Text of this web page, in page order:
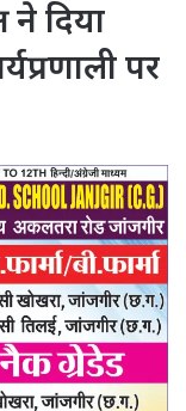
ने दिया
पर